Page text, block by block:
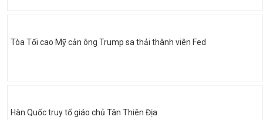
Tòa Tối cao Mỹ cản ông Trump sa thải thành viên Fed
Hàn Quốc truy tố giáo chủ Tân Thiên Địa